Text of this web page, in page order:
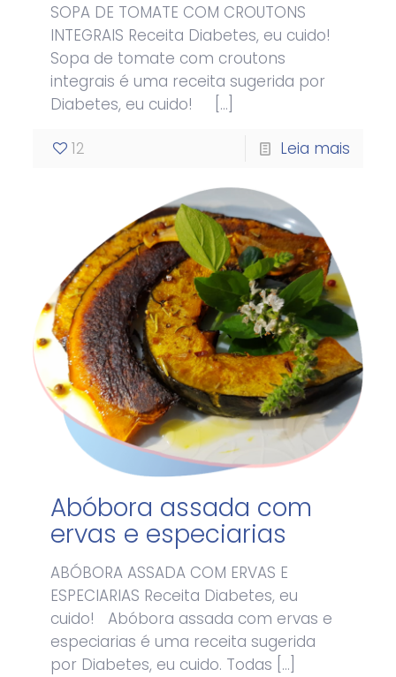
SOPA DE TOMATE COM CROUTONS
INTEGRAIS Receita Diabetes, eu cuido!
Sopa de tomate com croutons
integrais é uma receita sugerida por
Diabetes, eu cuido!
[…]
12 Leia mais
Abóbora assada com
ervas e especiarias
ABÓBORA ASSADA COM ERVAS E
ESPECIARIAS Receita Diabetes, eu
cuido! Abóbora assada com ervas e
especiarias é uma receita sugerida
por Diabetes, eu cuido. Todas […]